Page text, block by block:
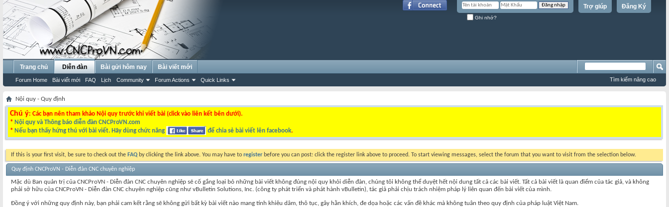
Đăng Ký
Trợ giúp
Ghi nhớ?
Trang chủ Diễn đàn
Forum Home Bài viết mới FAQ Lịch Community Forum Actions Quick Links
Bài gửi hôm nay Bài viết mới
Tìm kiếm nâng cao
Nội quy - Quy định
Chú ý: Các bạn nên tham khảo Nội quy trước khi viết bài (click vào liên kết bên dưới).
* Nội quy và Thông báo diễn đàn CNCProVN.com
* Nếu bạn thấy hứng thú với bài viết. Hãy dùng chức năng để chia sẻ bài viết lên facebook.
If this is your first visit, be sure to check out the FAQ by clicking the link above. You may have to register before you can post: click the register link above to proceed. To start viewing messages, select the forum that you want to visit from the selection below.
Quy định CNCProVN - Diễn đàn CNC chuyên nghiệp
Mặc dù Ban quản trị của CNCProVN - Diễn đàn CNC chuyên nghiệp sẽ cố gắng loại bỏ những bài viết không đúng nội quy khỏi diễn đàn, chúng tôi không thể duyệt hết nội dung tất cả các bài viết. Tất cả bài viết là quan điểm của tác giả, và không
phải sở hữu của CNCProVN - Diễn đàn CNC chuyên nghiệp cũng như vBulletin Solutions, Inc. (công ty phát triển và phát hành vBulletin), tác giả phải chịu trách nhiệm pháp lý liên quan đến bài viết của mình.
Đồng ý với những quy định này, bạn phải cam kết rằng sẽ không gửi bất kỳ bài viết nào mang tính khiêu dâm, thô tục, gây hằn khích, đe dọa hoặc các vấn đề khác mà không tuân theo quy định của pháp luật Việt Nam.